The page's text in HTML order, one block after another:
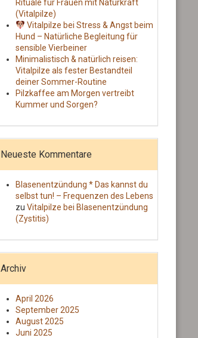
Rituale für Frauen mit Naturkraft
(Vitalpilze)
Vitalpilze bei Stress & Angst beim
Hund – Natürliche Begleitung für
sensible Vierbeiner
Minimalistisch & natürlich reisen:
Vitalpilze als fester Bestandteil
deiner Sommer-Routine
Pilzkaffee am Morgen vertreibt
Kummer und Sorgen?
Neueste Kommentare
Blasenentzündung * Das kannst du
selbst tun! – Frequenzen des Lebens
zu Vitalpilze bei Blasenentzündung
(Zystitis)
Archiv
April 2026
September 2025
August 2025
Juni 2025